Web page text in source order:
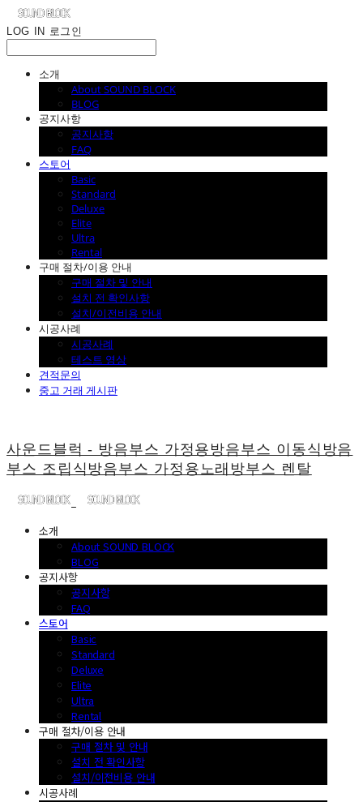
LOG IN 로그인
소개
About SOUND BLOCK
BLOG
공지사항
공지사항
FAQ
스토어
Basic
Standard
Deluxe
Elite
Ultra
Rental
구매 절차/이용 안내
구매 절차 및 안내
설치 전 확인사항
설치/이전비용 안내
시공사례
시공사례
테스트 영상
견적문의
중고 거래 게시판
사운드블럭 - 방음부스 가정용방음부스 이동식방음
부스 조립식방음부스 가정용노래방부스 렌탈
소개
About SOUND BLOCK
BLOG
공지사항
공지사항
FAQ
스토어
Basic
Standard
Deluxe
Elite
Ultra
Rental
구매 절차/이용 안내
구매 절차 및 안내
설치 전 확인사항
설치/이전비용 안내
시공사례